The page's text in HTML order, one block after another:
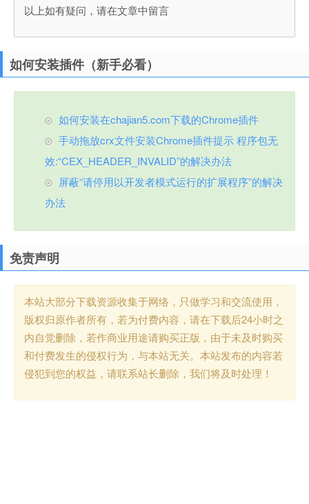
以上如有疑问，请在文章中留言
如何安装插件（新手必看）
如何安装在chajian5.com下载的Chrome插件
手动拖放crx文件安装Chrome插件提示 程序包无
效:“CEX_HEADER_INVALID”的解决办法
屏蔽“请停用以开发者模式运行的扩展程序”的解决
办法
免责声明
本站大部分下载资源收集于网络，只做学习和交流使用，
版权归原作者所有，若为付费内容，请在下载后24小时之
内自觉删除，若作商业用途请购买正版，由于未及时购买
和付费发生的侵权行为，与本站无关。本站发布的内容若
侵犯到您的权益，请联系站长删除，我们将及时处理！